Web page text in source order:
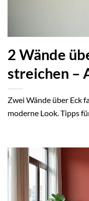
2 Wände
streichen –
Zwei Wände über Eck
moderne Look. Tipps